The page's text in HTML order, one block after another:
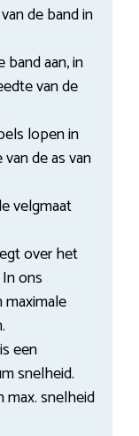
de band in
aan, in
van de
lopen in
de as van
velgmaat
over het
ons
een
snelheid.
max. snelheid